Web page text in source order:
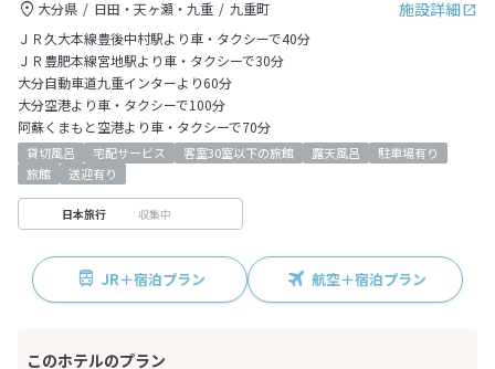
施設詳細
大分県 日田・天ヶ瀬・九重
九重町
ＪＲ久大本線豊後中村駅より車・タクシーで40分
ＪＲ豊肥本線宮地駅より車・タクシーで30分
大分自動車道九重インターより60分
大分空港より車・タクシーで100分
阿蘇くまもと空港より車・タクシーで70分
貸切風呂 宅配サービス 客室30室以下の旅館 露天風呂
駐車場有り
旅館
送迎有り
日本旅行 収集中
JR＋宿泊プラン 航空＋宿泊プラン